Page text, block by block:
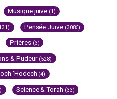
Musique juive (1)
Pensée Juive (3085)
Prières (3)
& Pudeur (528)
'Hodech (4)
Science & Torah (33)